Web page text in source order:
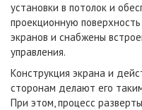
установки в потолок и
проекционную
экранов и снабжены
управления.
Конструкция экрана и
сторонам делают его
При этом, процесс